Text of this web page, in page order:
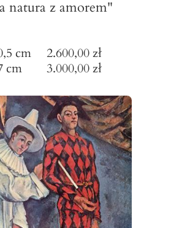
cm 2.600,00 zł
cm 3.000,00 zł
natura z amorem"